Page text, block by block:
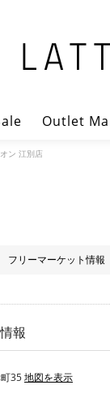
Outlet
ン 江別店
フリーマーケット情報
報
35地図を表示